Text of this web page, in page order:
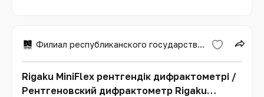
Филиал республиканского государственного предприятие на праве хозяйственного ведения Национальный центр по комплексной переработке минерального сырья Республики Казахстан Комитета промышленности Министерства промышленности и строительства Республики Казахстан Химико-металлургический институт им. Ж.Абишева
Rigaku MiniFlex рентгендік дифрактометрі /
Рентгеновский дифрактометр Rigaku